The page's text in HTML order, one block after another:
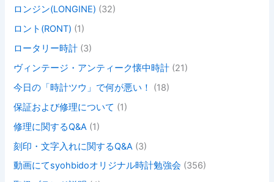
ロンジン(LONGINE) (32)
ロント(RONT) (1)
ロータリー時計 (3)
ヴィンテージ・アンティーク懐中時計 (21)
今日の「時計ツウ」で何が悪い！
(18)
保証および修理について (1)
修理に関するQ&A (1)
刻印・文字入れに関するQ&A (3)
動画にてsyohbidoオリジナル時計勉強会 (356)